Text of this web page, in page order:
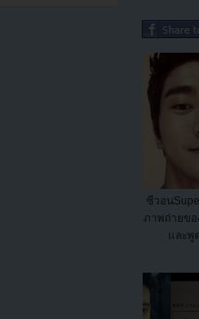
ซีวอน
ภาพถ่ายขอ
และพู